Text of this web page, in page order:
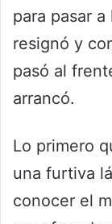
para pasar
resignó y
pasó al
arrancó.
Lo primero
una furtiva
conocer el